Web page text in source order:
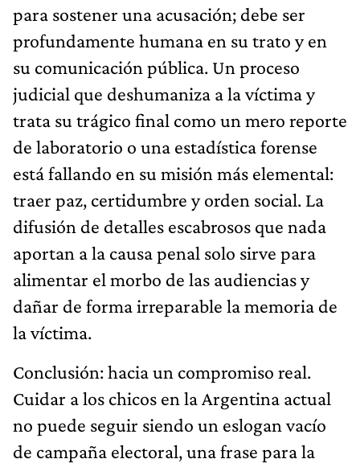
para sostener una acusación; debe ser
profundamente humana en su trato y en
su comunicación pública. Un proceso
judicial que deshumaniza a la víctima y
trata su trágico final como un mero reporte
de laboratorio o una estadística forense
está fallando en su misión más elemental:
traer paz, certidumbre y orden social. La
difusión de detalles escabrosos que nada
aportan a la causa penal solo sirve para
alimentar el morbo de las audiencias y
dañar de forma irreparable la memoria de
la víctima.
Conclusión: hacia un compromiso real.
Cuidar a los chicos en la Argentina actual
no puede seguir siendo un eslogan vacío
de campaña electoral, una frase para la